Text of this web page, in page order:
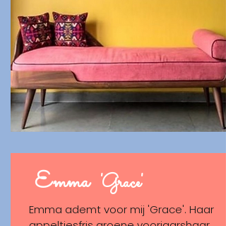
SHOP
Emma 'Grace'
Emma ademt voor mij 'Grace'. Haar